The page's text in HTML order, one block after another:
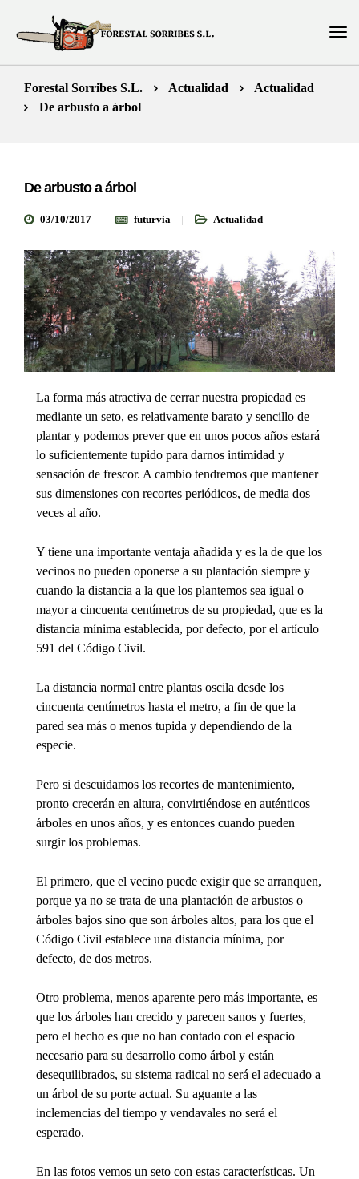
Forestal Sorribes S.L. Actualidad
Actualidad
De arbusto a árbol
De arbusto a árbol
03/10/2017 futurvia Actualidad
La forma más atractiva de cerrar nuestra propiedad es
mediante un seto, es relativamente barato y sencillo de
plantar y podemos prever que en unos pocos años estará
lo suficientemente tupido para darnos intimidad y
sensación de frescor. A cambio tendremos que mantener
sus dimensiones con recortes periódicos, de media dos
veces al año.
Y tiene una importante ventaja añadida y es la de que los
vecinos no pueden oponerse a su plantación siempre y
cuando la distancia a la que los plantemos sea igual o
mayor a cincuenta centímetros de su propiedad, que es la
distancia mínima establecida, por defecto, por el artículo
591 del Código Civil.
La distancia normal entre plantas oscila desde los
cincuenta centímetros hasta el metro, a fin de que la
pared sea más o menos tupida y dependiendo de la
especie.
Pero si descuidamos los recortes de mantenimiento,
pronto crecerán en altura, convirtiéndose en auténticos
árboles en unos años, y es entonces cuando pueden
surgir los problemas.
El primero, que el vecino puede exigir que se arranquen,
porque ya no se trata de una plantación de arbustos o
árboles bajos sino que son árboles altos, para los que el
Código Civil establece una distancia mínima, por
defecto, de dos metros.
Otro problema, menos aparente pero más importante, es
que los árboles han crecido y parecen sanos y fuertes,
pero el hecho es que no han contado con el espacio
necesario para su desarrollo como árbol y están
desequilibrados, su sistema radical no será el adecuado a
un árbol de su porte actual. Su aguante a las
inclemencias del tiempo y vendavales no será el
esperado.
En las fotos vemos un seto con estas características. Un